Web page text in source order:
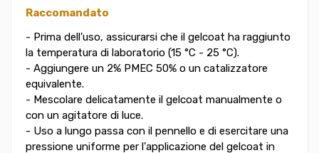
Raccomandato
- Prima dell'uso, assicurarsi che il gelcoat ha raggiunto
la temperatura di laboratorio (15 °C - 25 °C).
- Aggiungere un 2% PMEC 50% o un catalizzatore
equivalente.
- Mescolare delicatamente il gelcoat manualmente o
con un agitatore di luce.
- Uso a lungo passa con il pennello e di esercitare una
pressione uniforme per l'applicazione del gelcoat in